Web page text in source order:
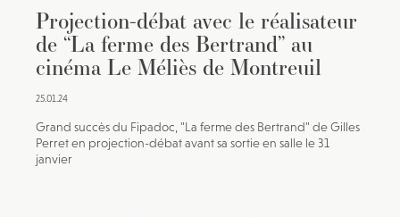
Projection-débat avec le réalisateur
de “La ferme des Bertrand” au
cinéma Le Méliès de Montreuil
25.01.24
Grand succès du Fipadoc, "La ferme des Bertrand" de Gilles
Perret en projection-débat avant sa sortie en salle le 31
janvier